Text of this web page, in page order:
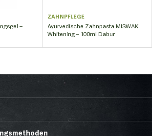
–
ZAHNPFLEGE
Ayurvedische Zahnpasta MISWAK
Whitening – 100ml Dabur